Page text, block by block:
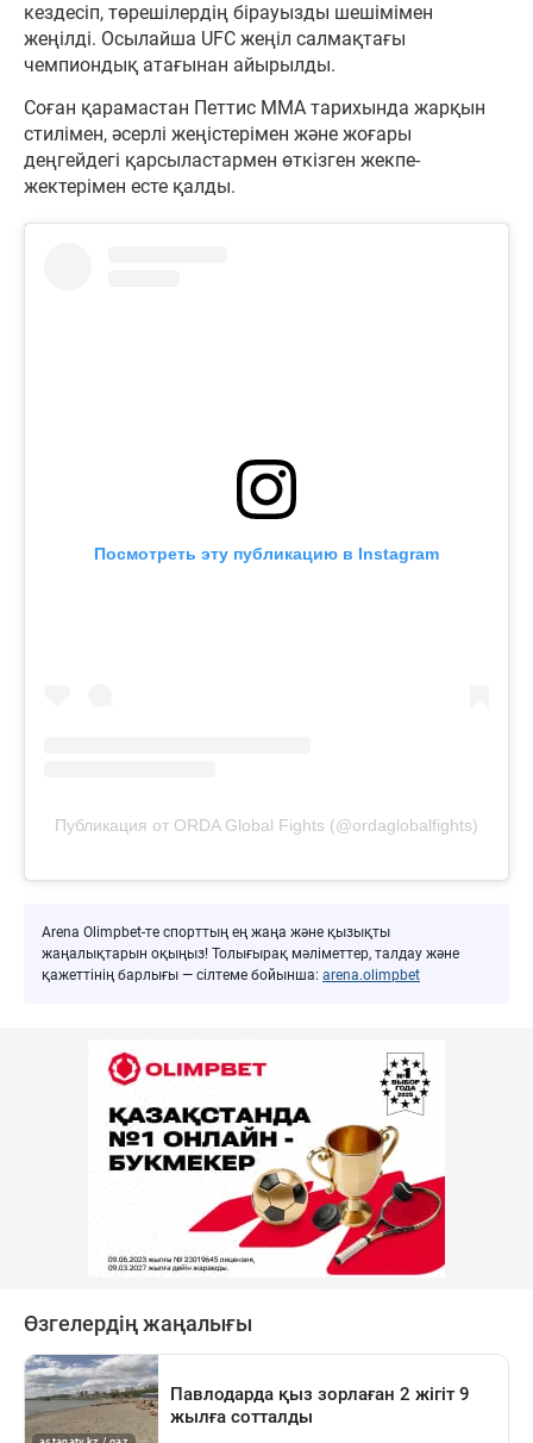
кездесіп, төрешілердің бірауызды шешімімен
жеңілді. Осылайша UFC жеңіл салмақтағы
чемпиондық атағынан айырылды.
Соған қарамастан Петтис ММА тарихында жарқын
стилімен, әсерлі жеңістерімен және жоғары
деңгейдегі қарсыластармен өткізген жекпе-
жектерімен есте қалды.
Посмотреть эту публикацию в Instagram
Публикация от ORDA Global Fights (@ordaglobalfights)
Arena Olimpbet-те спорттың ең жаңа және қызықты
жаңалықтарын оқыңыз! Толығырақ мәліметтер, талдау және
қажеттінің барлығы — сілтеме бойынша: arena.olimpbet